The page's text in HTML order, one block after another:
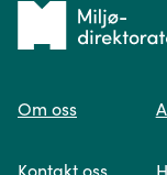
Spør oss
Tilbake
forsiden
Om oss